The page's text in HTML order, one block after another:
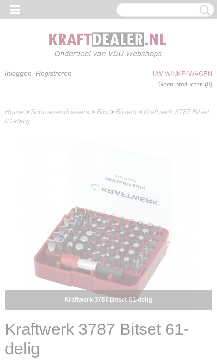
Inloggen Registreren
UW WINKELWAGEN
Geen producten (0)
Home > Schroevendraaiers > Bits > Bitsets > Kraftwerk 3787 Bitset
61-delig
Kraftwerk-3787-Bitset-61-delig
Kraftwerk 3787 Bitset 61-
delig